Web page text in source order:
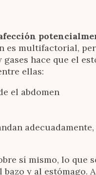
es multifactorial,
hace que el
ellas:
el abdomen
sí mismo, lo que
y al estómago.